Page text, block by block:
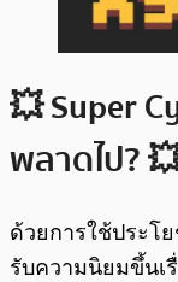
💥 Super
พลาดไป?
ด้วยการใช้ประโ
รับความนิยมขึ้นเ